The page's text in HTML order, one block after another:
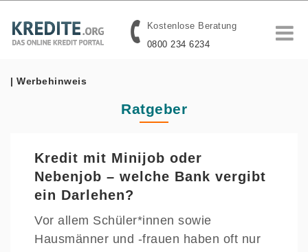
Kostenlose Beratung
0800 234 6234
| Werbehinweis
Ratgeber
Kredit mit Minijob oder
Nebenjob – welche Bank vergibt
ein Darlehen?
Vor allem Schüler*innen sowie
Hausmänner und -frauen haben oft nur